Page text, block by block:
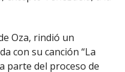
Oza, rindió un
con su canción “La
parte del proceso de